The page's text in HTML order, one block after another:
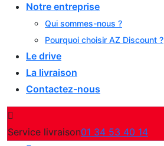
Notre entreprise
Qui sommes-nous ?
Pourquoi choisir AZ Discount ?
Le drive
La livraison
Contactez-nous
Service livraison01 34 53 40 14